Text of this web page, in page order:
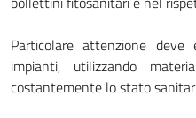
Particolare attenzione
impianti, utilizzando
costantemente lo stato